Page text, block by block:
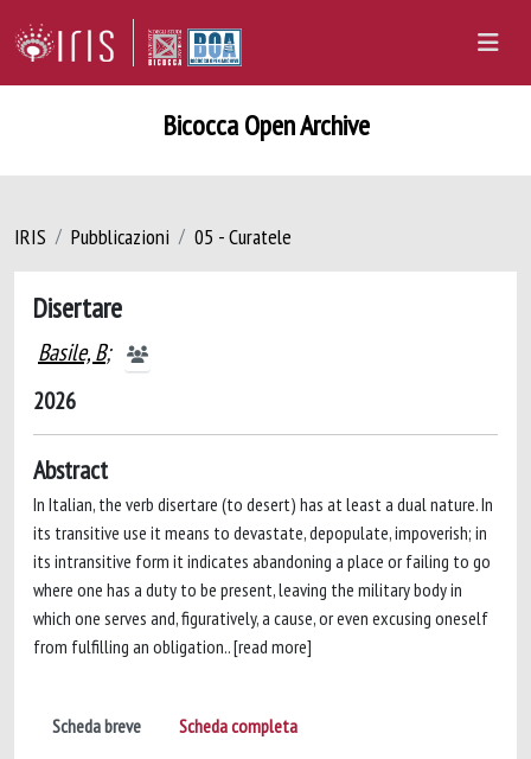
Bicocca Open Archive
IRIS Pubblicazioni 05 - Curatele
Disertare
Basile, B;
2026
Abstract
In Italian, the verb disertare (to desert) has at least a dual nature. In
its transitive use it means to devastate, depopulate, impoverish; in
its intransitive form it indicates abandoning a place or failing to go
where one has a duty to be present, leaving the military body in
which one serves and, figuratively, a cause, or even excusing oneself
from fulfilling an obligation.. [read more]
Scheda breve Scheda completa